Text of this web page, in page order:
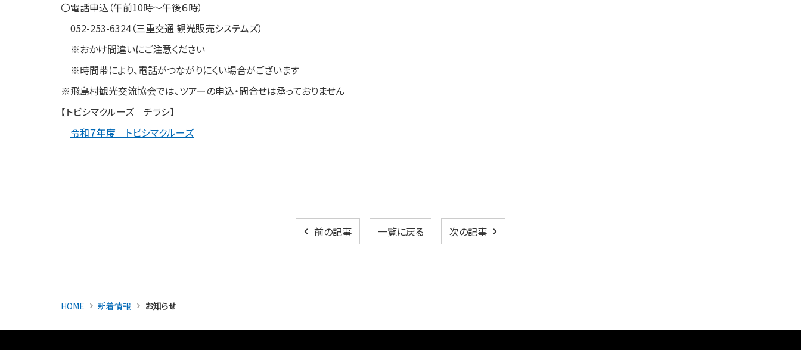
〇電話申込（午前10時～午後６時）
052-253-6324（三重交通 観光販売システムズ）
※おかけ間違いにご注意ください
※時間帯により、電話がつながりにくい場合がございます
※飛島村観光交流協会では、ツアーの申込・問合せは承っておりません
【トビシマクルーズ チラシ】
令和７年度 トビシマクルーズ
前の記事 一覧に戻る 次の記事
HOME 新着情報 お知らせ